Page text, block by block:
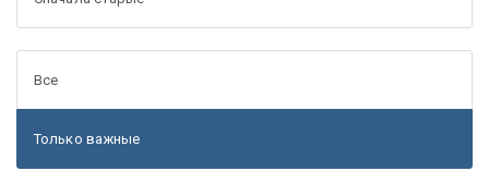
Все
Только важные